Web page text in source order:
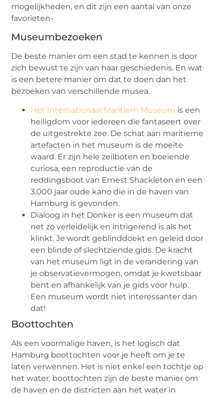
mogelijkheden, en dit zijn een aantal van onze
favorieten-
Museumbezoeken
De beste manier om een stad te kennen is door
zich bewust te zijn van haar geschiedenis. En wat
is een betere manier om dat te doen dan het
bezoeken van verschillende musea.
Het Internationaal Maritiem Museum is een
heiligdom voor iedereen die fantaseert over
de uitgestrekte zee. De schat aan maritieme
artefacten in het museum is de moeite
waard. Er zijn hele zeilboten en boeiende
curiosa, een reproductie van de
reddingsboot van Ernest Shackleton en een
3.000 jaar oude kano die in de haven van
Hamburg is gevonden.
Dialoog in het Donker is een museum dat
net zo verleidelijk en intrigerend is als het
klinkt. Je wordt geblinddoekt en geleid door
een blinde of slechtziende gids. De kracht
van het museum ligt in de verandering van
je observatievermogen, omdat je kwetsbaar
bent en afhankelijk van je gids voor hulp.
Een museum wordt niet interessanter dan
dat!
Boottochten
Als een voormalige haven, is het logisch dat
Hamburg boottochten voor je heeft om je te
laten verwennen. Het is niet enkel een tochtje op
het water; boottochten zijn de beste manier om
de haven en de districten aan het water in